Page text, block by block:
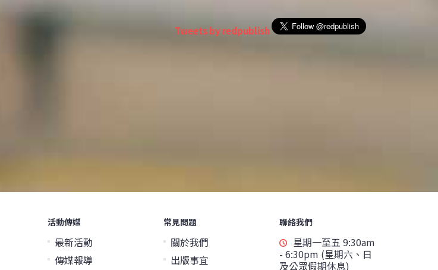
Tweets by redpublish
活動傳媒
最新活動
傳媒報導
常見問題
關於我們
出版事宜
聯絡我們
星期一至五 9:30am
- 6:30pm (星期六、日
及公眾假期休息)